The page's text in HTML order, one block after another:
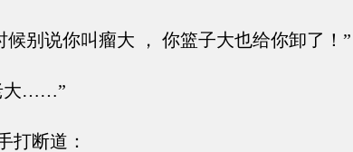
别说你叫瘤大 ， 你篮子大也给你卸了！”
大……”
打断道：